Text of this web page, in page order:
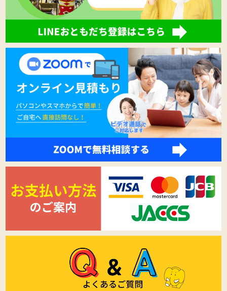
・ご連絡を戴いた後、正確なご希望内容の把握のた
め、当社所定の書式や当該個人ご本人であることの
確認のための文書のご提出をお願いする場合がござ
います。
・法令に基づく一定の場合には、ご希望に沿いかね
ることがございます。
・ご希望に沿うことにより、お取引等を通常の形態
で行うことが困難となり又は不可能となる場合がご
ざいます。
上記本項のご希望に対応する場合の当社内部で発生
する通常の事務費用は原則として当社の負担とさせ
て戴きますが、特別な費用が発生する場合について
はその実費をご本人のご負担とさせて戴きます。特
別な費用が発生する場合においては、事前にご本人
にご通知の上、実施の可否をご確認致します。
なお、ご本人からの通信・郵便料金等及び各種証明
書等の確認書類の入手に係る費用についてはご本人
のご負担にてお願い致します。
個人情報取扱方針の変更について
本「個人情報の取扱について」に示す方針は、予告
当社の個人情報の取扱方針については、当社ホーム
ページ上に登録する最新の方針をご確認下さいます
ようお願い申し上げます。